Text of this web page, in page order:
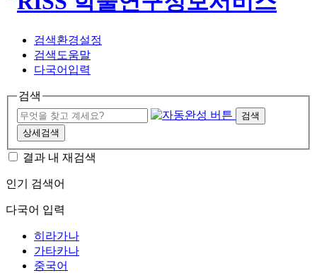
검색환경설정
검색도움말
다국어입력
검색
검색
상세검색
결과 내 재검색
인기 검색어
다국어 입력
히라가나
가타카나
중국어